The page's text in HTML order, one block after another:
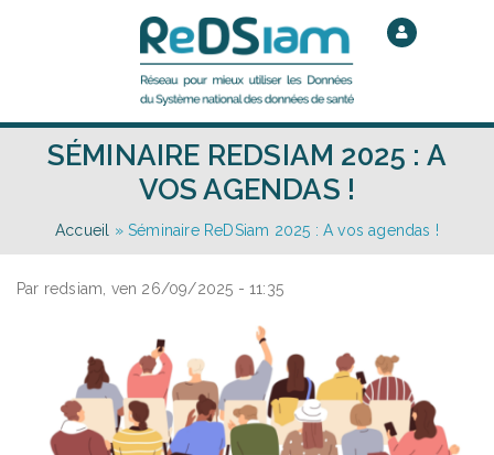
SÉMINAIRE REDSIAM 2025 : A
VOS AGENDAS !
Accueil » Séminaire ReDSiam 2025 : A vos agendas !
Par redsiam ven 26/09/2025 - 11:35